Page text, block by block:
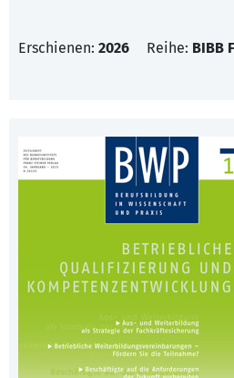
Erschienen: 2026 Reihe: BIBB